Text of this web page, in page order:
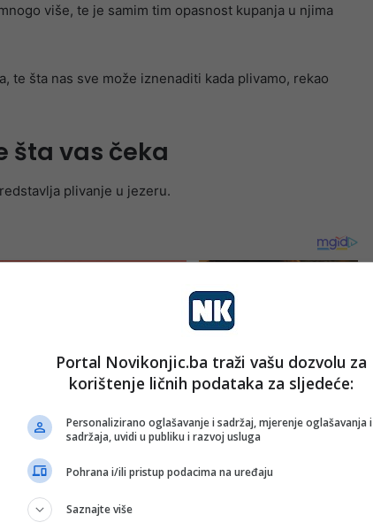
više, te je samim tim opasnost kupanja u njima
te šta nas sve može iznenaditi kada plivamo, rekao
šta vas čeka
plivanje u jezeru.
Portal Novikonjic.ba traži vašu dozvolu za
korištenje ličnih podataka za sljedeće:
Personalizirano oglašavanje i sadržaj, mjerenje oglašavanja i
sadržaja, uvidi u publiku i razvoj usluga
Pohrana i/ili pristup podacima na uređaju
Saznajte više